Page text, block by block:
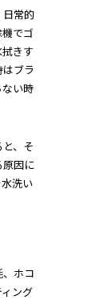
日常的
でゴ
きす
ブラ
い時
、そ
原因に
洗い
ホコ
ング